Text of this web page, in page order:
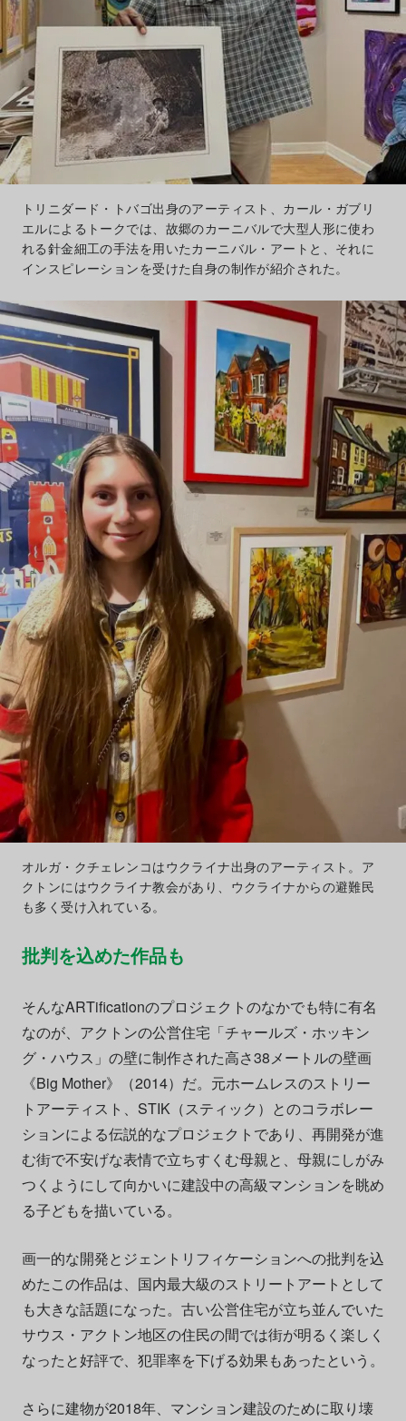
トリニダード・トバゴ出身のアーティスト、カール・ガブリ
エルによるトークでは、故郷のカーニバルで大型人形に使わ
れる針金細工の手法を用いたカーニバル・アートと、それに
インスピレーションを受けた自身の制作が紹介された。
オルガ・クチェレンコはウクライナ出身のアーティスト。ア
クトンにはウクライナ教会があり、ウクライナからの避難民
も多く受け入れている。
批判を込めた作品も
そんなARTificationのプロジェクトのなかでも特に有名
なのが、アクトンの公営住宅「チャールズ・ホッキン
グ・ハウス」の壁に制作された高さ38メートルの壁画
《Big Mother》（2014）だ。元ホームレスのストリー
トアーティスト、STIK（スティック）とのコラボレー
ションによる伝説的なプロジェクトであり、再開発が進
む街で不安げな表情で立ちすくむ母親と、母親にしがみ
つくようにして向かいに建設中の高級マンションを眺め
る子どもを描いている。
画一的な開発とジェントリフィケーションへの批判を込
めたこの作品は、国内最大級のストリートアートとして
も大きな話題になった。古い公営住宅が立ち並んでいた
サウス・アクトン地区の住民の間では街が明るく楽しく
なったと好評で、犯罪率を下げる効果もあったという。
さらに建物が2018年、マンション建設のために取り壊